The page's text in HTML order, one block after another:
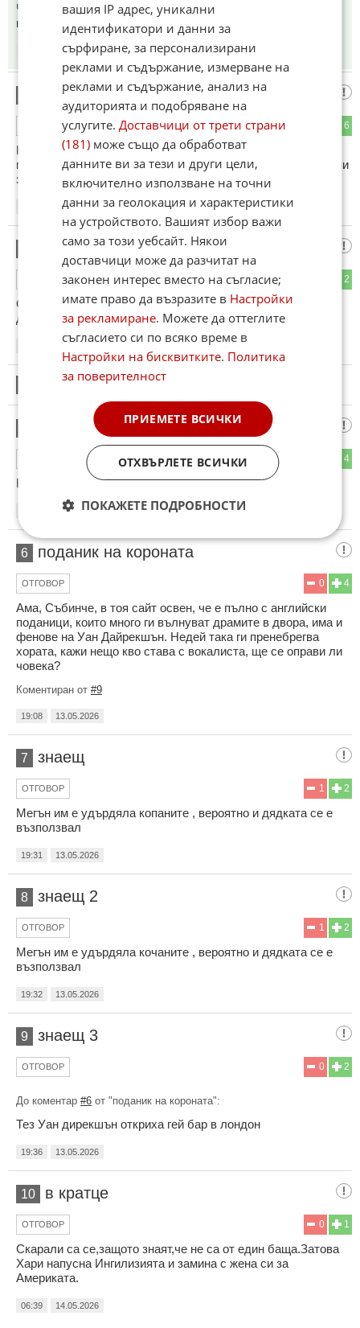
Човек може да си избира само приятелите.Роднините
каквото ти се падне.
13.05.2026
Много важно
6
ОТГОВОР
Не знам как щях да спя, ако не я знаех тази новина. Ма
много ме интересуват тези ингилизи давайте повече новини
за тях щом тук нямаме такива.
13.05.2026
Кирилка онуфри сребърна монета
2
ОТГОВОР
Скараха се заради това че спореха кой да ме изплющи от
двамата 🤭🐐🥳
Този коментар е премахнат от модератор.
Много важно!
4
Е гати новината.
13.05.2026
6 поданик на короната
4
0
ОТГОВОР
Ама, Събинче, в тоя сайт освен, че е пълно с английски
поданици, които много ги вълнуват драмите в двора, има и
фенове на Уан Дайрекшън. Недей така ги пренебрегва
хората, кажи нещо кво става с вокалиста, ще се оправи ли
човека?
Коментиран от #9
19:08 13.05.2026
7 знаещ
2
1
ОТГОВОР
Мегън им е удърдяла копаните , вероятно и дядката се е
възползвал
19:31 13.05.2026
8 знаещ 2
2
1
ОТГОВОР
Мегън им е удърдяла кочаните , вероятно и дядката се е
възползвал
19:32 13.05.2026
9 знаещ 3
2
0
ОТГОВОР
До коментар #6 от "поданик на короната":
Тез Уан дирекшън откриха гей бар в лондон
19:36 13.05.2026
10 в кратце
1
0
ОТГОВОР
Скарали са се,защото знаят,че не са от един баща.Затова
Хари напусна Ингилизията и замина с жена си за
Америката.
06:39 14.05.2026
вашия IP адрес, уникални
идентификатори и данни за
сърфиране, за персонализирани
реклами и съдържание, измерване на
реклами и съдържание, анализ на
аудиторията и подобряване на
услугите.Доставчици от трети страни
(181) може също да обработват
данните ви за тези и други цели,
включително използване на точни
данни за геолокация и характеристики
на устройството. Вашият избор важи
само за този уебсайт. Някои
доставчици може да разчитат на
законен интерес вместо на съгласие;
имате право да възразите в Настройки
за рекламиране. Можете да оттеглите
съгласието си по всяко време в
Настройки на бисквитките. Политика
за поверителност
ПРИЕМЕТЕ ВСИЧКИ
ОТХВЪРЛЕТЕ ВСИЧКИ
ПОКАЖЕТЕ ПОДРОБНОСТИ